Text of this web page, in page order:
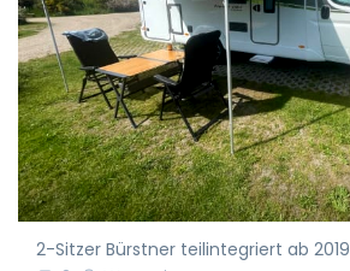
2-Sitzer Bürstner teilintegriert ab 2019